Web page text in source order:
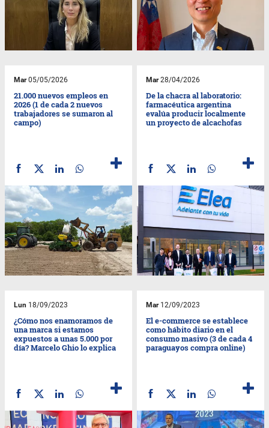
Mar05/05/2026
21.000 nuevos empleos en
2026 (1 de cada 2 nuevos
trabajadores se sumaron al
campo)
Mar28/04/2026
De la chacra al laboratorio:
farmacéutica argentina
evalúa producir localmente
un proyecto de alcachofas
Lun 18/09/2023
¿Cómo nos enamoramos de
una marca si estamos
expuestos a unas 5.000 por
día? Marcelo Ghio lo explica
Mar12/09/2023
El e-commerce se establece
como hábito diario en el
consumo masivo (3 de cada 4
paraguayos compra online)